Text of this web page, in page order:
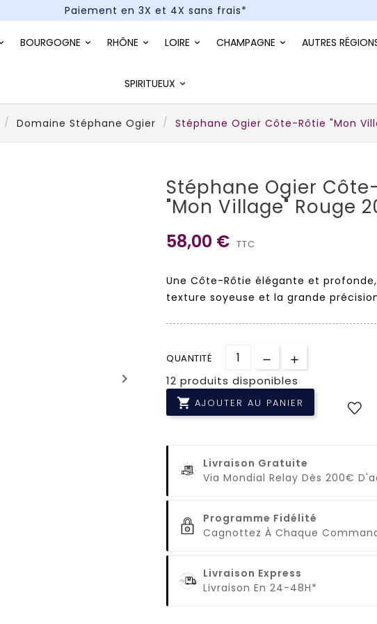
Paiement en 3X et 4X sans frais*
BOURGOGNE RHÔNE LOIRE CHAMPAGNE AUTRES
SPIRITUEUX
Domaine Stéphane Ogier Stéphane Ogier Côte-Rôtie "Mon
keyboard_arrow_right
Stéphane Ogier
"Mon Village" Rouge
58,00 € TTC
Une Côte-Rôtie élégante et
texture soyeuse et la grande
QUANTITÉ
12 produits disponibles
 AJOUTER AU PANIER
Livraison Gratuite
Via Mondial Relay Dès 200€
Programme Fidélité
Cagnottez À Chaque
Livraison Express
Livraison En 24-48H*